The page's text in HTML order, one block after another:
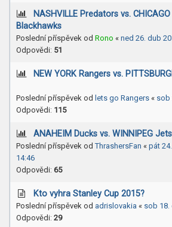
NASHVILLE Predators vs. CHICAGO
Blackhawks
Poslední příspěvek od Rono « ned 26. dub
Odpovědi: 51
NEW YORK Rangers vs.
Poslední příspěvek od lets go Rangers « sob
Odpovědi: 115
ANAHEIM Ducks vs. WINNIPEG Jets
Poslední příspěvek odThrashersFan « pát
14:46
Odpovědi: 65
Kto vyhra Stanley Cup 2015?
Poslední příspěvek od adrislovakia « sob 18.
Odpovědi: 29